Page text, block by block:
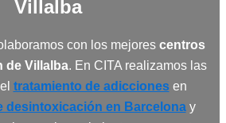
Villalba
con los mejores centros
de Villalba. En CITA realizamos las
tratamiento de adiccionesen
desintoxicación en Barcelonay